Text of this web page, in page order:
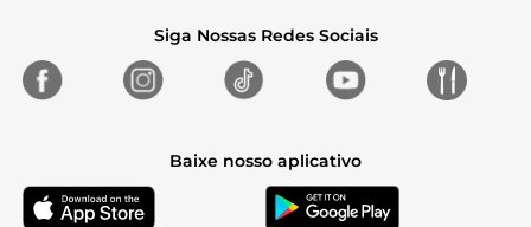
Siga Nossas Redes Sociais
Baixe nosso aplicativo